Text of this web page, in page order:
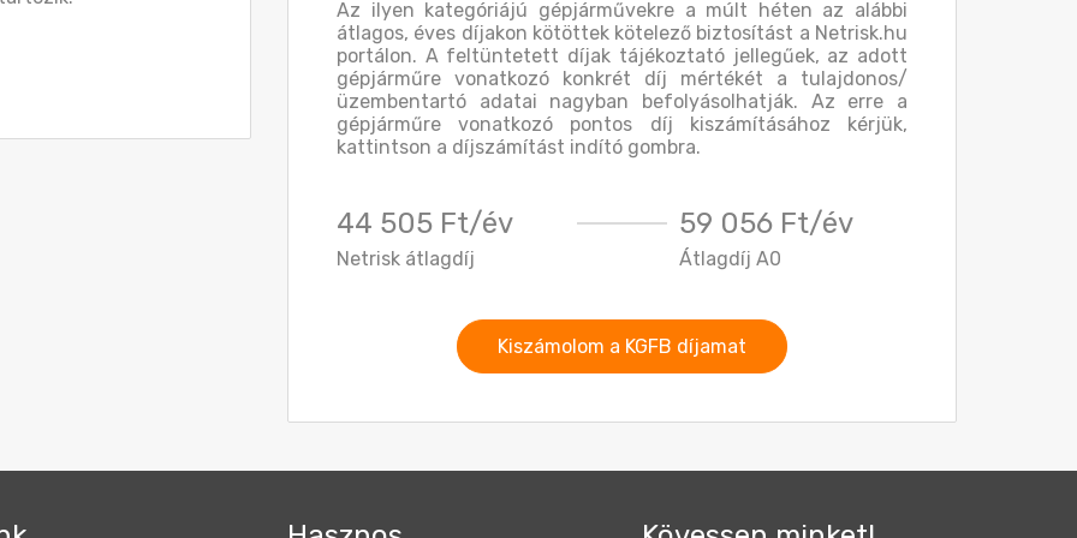
Az ilyen kategóriájú gépjárművekre a múlt héten az alábbi
átlagos, éves díjakon kötöttek kötelező biztosítást a Netrisk.hu
portálon. A feltüntetett díjak tájékoztató jellegűek, az adott
gépjárműre vonatkozó konkrét díj mértékét a tulajdonos/
üzembentartó adatai nagyban befolyásolhatják. Az erre a
gépjárműre vonatkozó pontos díj kiszámításához kérjük,
kattintson a díjszámítást indító gombra.
44 505 Ft/év
Netrisk átlagdíj
59 056 Ft/év
Átlagdíj A0
Kiszámolom a KGFB díjamat